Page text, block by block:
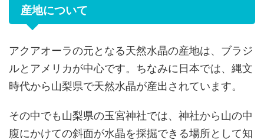
産地について
アクアオーラの元となる天然水晶の産地は、ブラジ
ルとアメリカが中心です。ちなみに日本では、縄文
時代から山梨県で天然水晶が産出されています。
その中でも山梨県の玉宮神社では、神社から山の中
腹にかけての斜面が水晶を採掘できる場所として知